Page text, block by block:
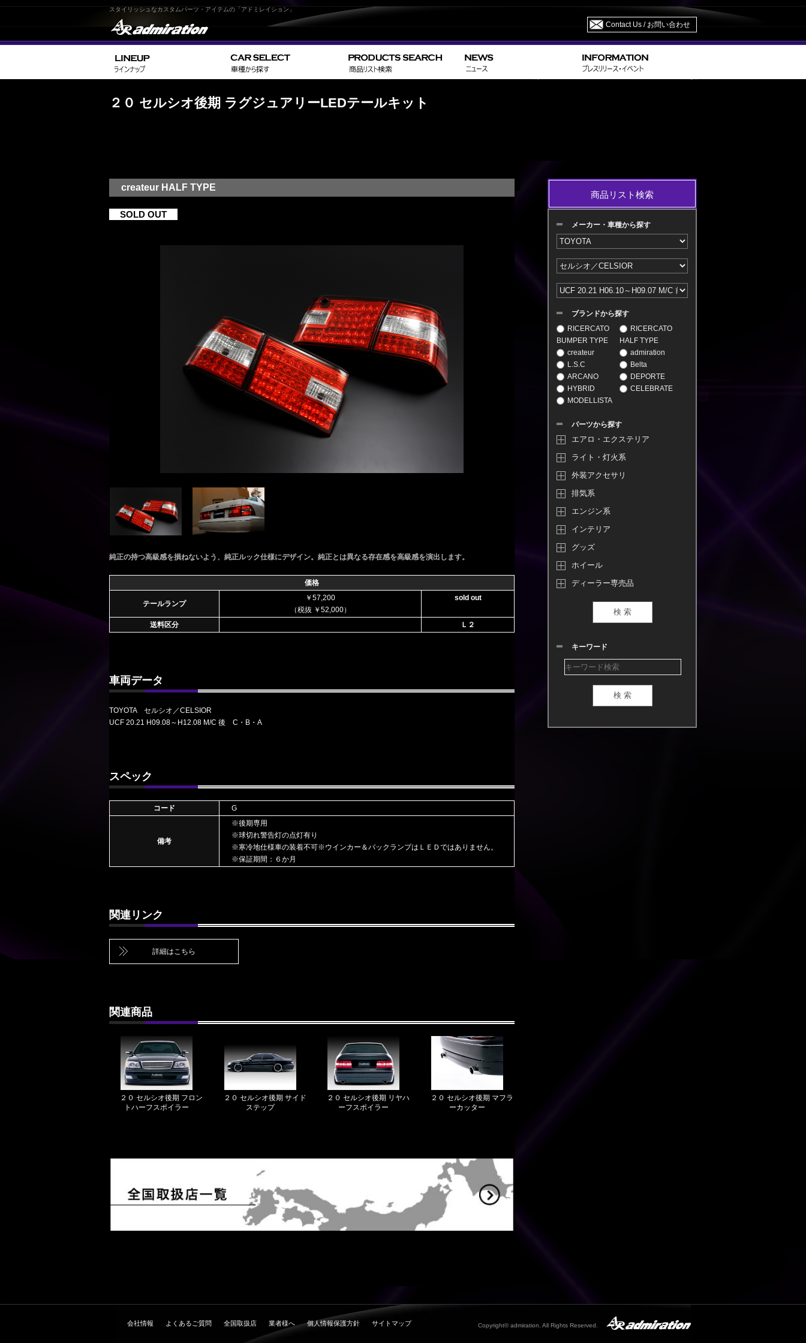
スタイリッシュなカスタムパーツ・アイテムの「アドミレイション」
Contact Us / お問い合わせ
２０ セルシオ後期 ラグジュアリーLEDテールキット
createur HALF TYPE
SOLD OUT
純正の持つ高級感を損ねないよう、純正ルック仕様にデザイン。純正とは異なる存在感を高級感を演出します。
価格
テールランプ
￥57,200
（税抜 ￥52,000）
sold out
送料区分 Ｌ２
車両データ
TOYOTA セルシオ／CELSIOR
UCF 20.21 H09.08～H12.08 M/C 後 C・B・A
スペック
コード G
備考
※後期専用
※球切れ警告灯の点灯有り
※寒冷地仕様車の装着不可※ウインカー＆バックランプはＬＥＤではありません。
※保証期間：６か月
関連リンク
詳細はこちら
関連商品
２０ セルシオ後期 フロン
トハーフスポイラー
２０ セルシオ後期 サイド
ステップ
２０ セルシオ後期 リヤハ
ーフスポイラー
２０ セルシオ後期 マフラ
ーカッター
商品リスト検索
メーカー・車種から探す
ブランドから探す
RICERCATO
BUMPER TYPE
RICERCATO
HALF TYPE
createur
admiration
L.S.C
Belta
ARCANO
DEPORTE
HYBRID
CELEBRATE
MODELLISTA
パーツから探す
エアロ・エクステリア
ライト・灯火系
外装アクセサリ
排気系
エンジン系
インテリア
グッズ
ホイール
ディーラー専売品
キーワード
会社情報 よくあるご質問 全国取扱店 業者様へ 個人情報保護方針 サイトマップ Copyright© admiration. All Rights Reserved.